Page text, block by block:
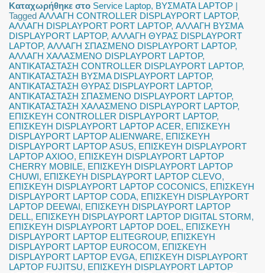
Καταχωρήθηκε στο Service Laptop, ΒΥΣΜΑΤΑ LAPTOP |
Tagged ΑΛΛΑΓΗ CONTROLLER DISPLAYPORT LAPTOP,
ΑΛΛΑΓΗ DISPLAYPORT PORT LAPTOP,ΑΛΛΑΓΗ ΒΥΣΜΑ
DISPLAYPORT LAPTOP,ΑΛΛΑΓΗ ΘΥΡΑΣ DISPLAYPORT
LAPTOP,ΑΛΛΑΓΗ ΣΠΑΣΜΕΝΟ DISPLAYPORT LAPTOP,
ΑΛΛΑΓΗ ΧΑΛΑΣΜΕΝΟ DISPLAYPORT LAPTOP,
ΑΝΤΙΚΑΤΑΣΤΑΣΗ CONTROLLER DISPLAYPORT LAPTOP,
ΑΝΤΙΚΑΤΑΣΤΑΣΗ ΒΥΣΜΑ DISPLAYPORT LAPTOP,
ΑΝΤΙΚΑΤΑΣΤΑΣΗ ΘΥΡΑΣ DISPLAYPORT LAPTOP,
ΑΝΤΙΚΑΤΑΣΤΑΣΗ ΣΠΑΣΜΕΝΟ DISPLAYPORT LAPTOP,
ΑΝΤΙΚΑΤΑΣΤΑΣΗ ΧΑΛΑΣΜΕΝΟ DISPLAYPORT LAPTOP,
ΕΠΙΣΚΕΥΗ CONTROLLER DISPLAYPORT LAPTOP,
ΕΠΙΣΚΕΥΗ DISPLAYPORT LAPTOP ACER, ΕΠΙΣΚΕΥΗ
DISPLAYPORT LAPTOP ALIENWARE, ΕΠΙΣΚΕΥΗ
DISPLAYPORT LAPTOP ASUS, ΕΠΙΣΚΕΥΗ DISPLAYPORT
LAPTOP AXIOO, ΕΠΙΣΚΕΥΗ DISPLAYPORT LAPTOP
CHERRY MOBILE, ΕΠΙΣΚΕΥΗ DISPLAYPORT LAPTOP
CHUWI, ΕΠΙΣΚΕΥΗ DISPLAYPORT LAPTOP CLEVO,
ΕΠΙΣΚΕΥΗ DISPLAYPORT LAPTOP COCONICS, ΕΠΙΣΚΕΥΗ
DISPLAYPORT LAPTOP CODA, ΕΠΙΣΚΕΥΗ DISPLAYPORT
LAPTOP DEEWAI, ΕΠΙΣΚΕΥΗ DISPLAYPORT LAPTOP
DELL, ΕΠΙΣΚΕΥΗ DISPLAYPORT LAPTOP DIGITAL STORM,
ΕΠΙΣΚΕΥΗ DISPLAYPORT LAPTOP DOEL, ΕΠΙΣΚΕΥΗ
DISPLAYPORT LAPTOP ELITEGROUP, ΕΠΙΣΚΕΥΗ
DISPLAYPORT LAPTOP EUROCOM, ΕΠΙΣΚΕΥΗ
DISPLAYPORT LAPTOP EVGA, ΕΠΙΣΚΕΥΗ DISPLAYPORT
LAPTOP FUJITSU, ΕΠΙΣΚΕΥΗ DISPLAYPORT LAPTOP